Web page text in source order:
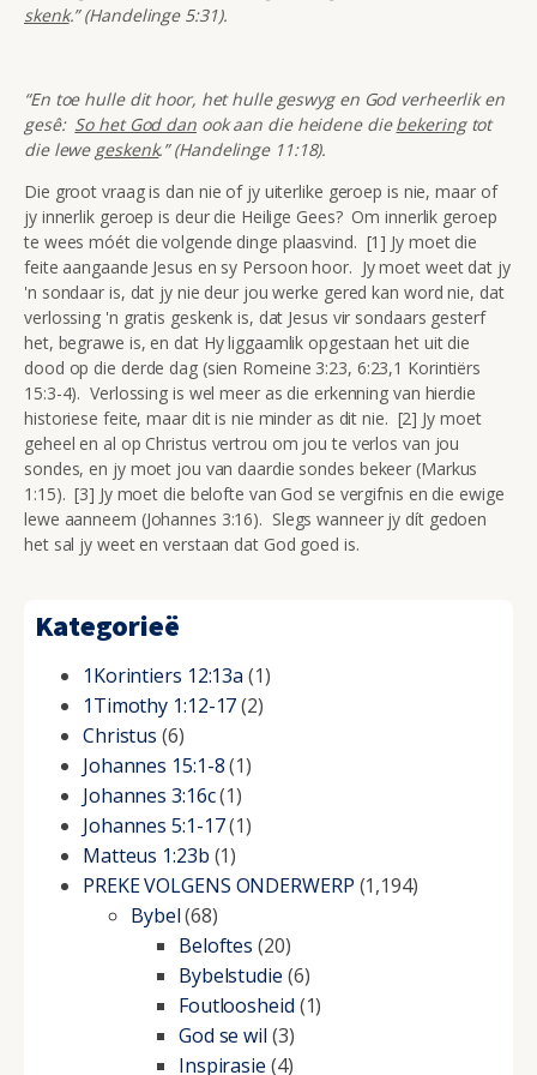
skenk.” (Handelinge 5:31).
“En toe hulle dit hoor, het hulle geswyg en God verheerlik en
gesê: So het God danook aan die heidene diebekeringtot
die lewe geskenk.” (Handelinge 11:18).
Die groot vraag is dan nie of jy uiterlike geroep is nie, maar of
jy innerlik geroep is deur die Heilige Gees? Om innerlik geroep
te wees móét die volgende dinge plaasvind. [1] Jy moet die
feite aangaande Jesus en sy Persoon hoor. Jy moet weet dat jy
'n sondaar is, dat jy nie deur jou werke gered kan word nie, dat
verlossing 'n gratis geskenk is, dat Jesus vir sondaars gesterf
het, begrawe is, en dat Hy liggaamlik opgestaan het uit die
dood op die derde dag (sien Romeine 3:23, 6:23,1 Korintiërs
15:3-4). Verlossing is wel meer as die erkenning van hierdie
historiese feite, maar dit is nie minder as dit nie. [2] Jy moet
geheel en al op Christus vertrou om jou te verlos van jou
sondes, en jy moet jou van daardie sondes bekeer (Markus
1:15). [3] Jy moet die belofte van God se vergifnis en die ewige
lewe aanneem (Johannes 3:16). Slegs wanneer jy dít gedoen
het sal jy weet en verstaan dat God goed is.
Kategorieë
1Korintiers 12:13a (1)
1Timothy 1:12-17(2)
Christus (6)
Johannes 15:1-8(1)
Johannes 3:16c(1)
Johannes 5:1-17(1)
Matteus 1:23b (1)
PREKE VOLGENS ONDERWERP (1,194)
Bybel(68)
Beloftes (20)
Bybelstudie (6)
Foutloosheid (1)
God se wil (3)
Inspirasie (4)